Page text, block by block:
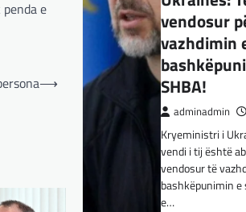
e
⟶
vendosur
vazhdimin
SHBA!
adminadmin
Kryeministri i
vendi i tij është
vendosur të
bashkëpunimin
e…
Amerika
opsioni më
shqiptarët
adminadmin
Nga Dritan Hila
ndonjë shqiptar
politikën e
Trump-Zhelenski,
menduar: Po…